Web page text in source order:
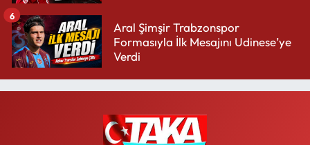
Aral Şimşir Trabzonspor
Formasıyla İlk Mesajını Udinese’ye
Verdi
6